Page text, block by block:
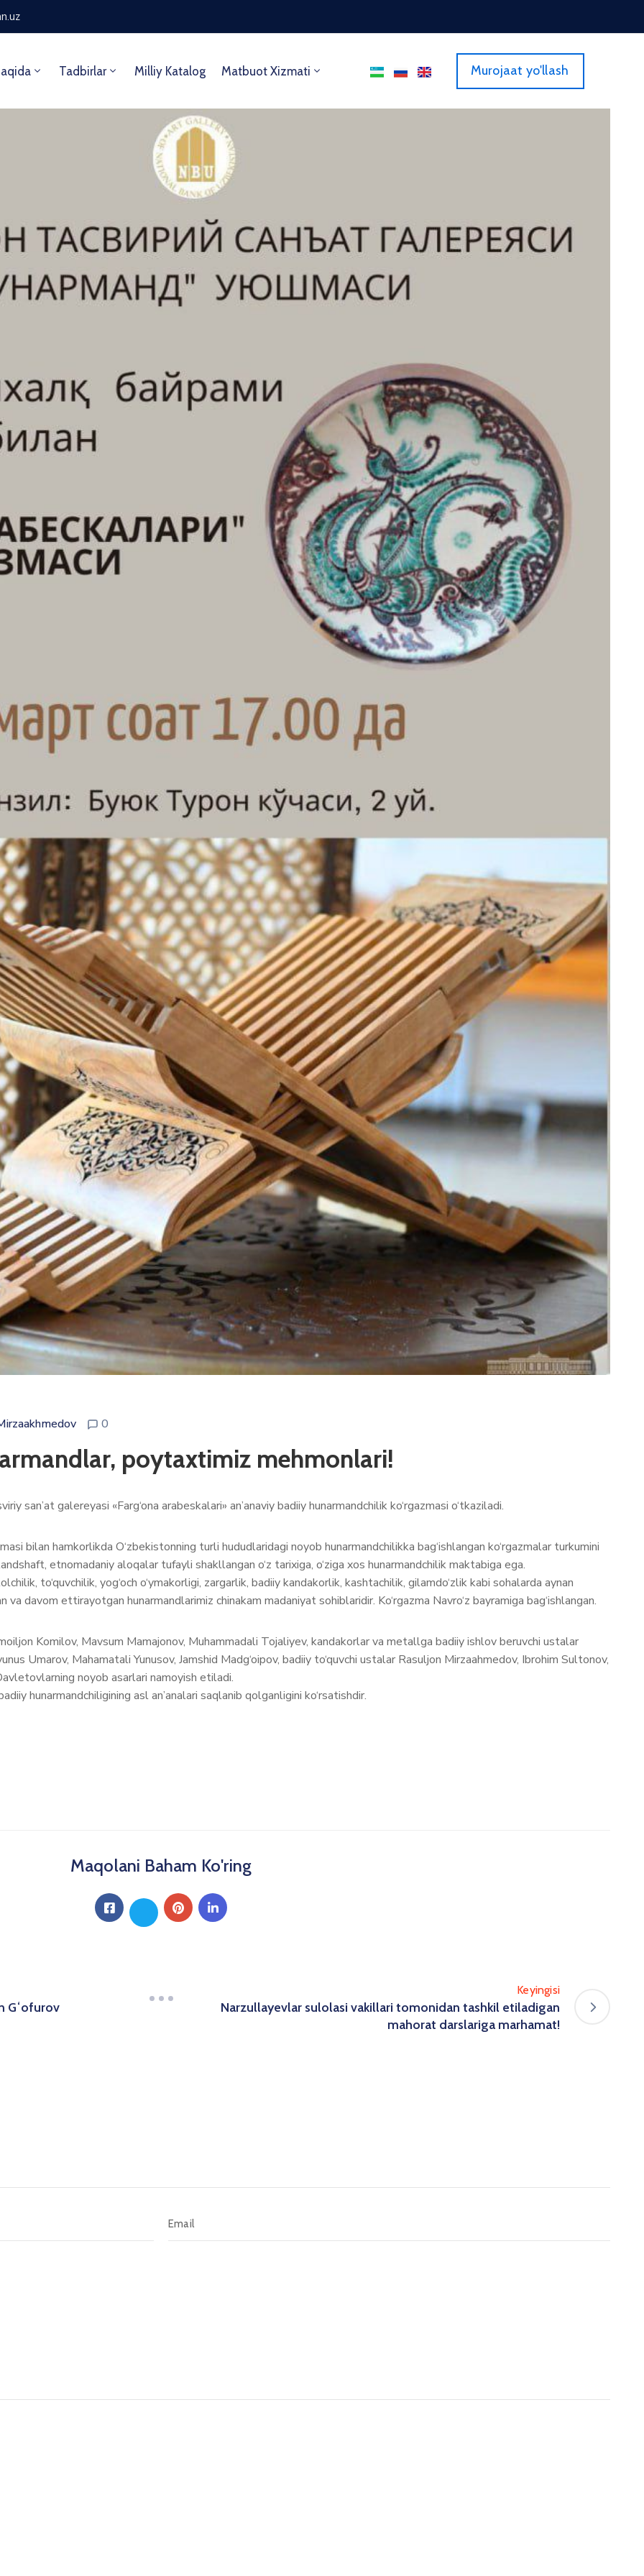
Tadbirlar Milliy Katalog Matbuot Xizmati Murojaat yo'llash
0
poytaxtimiz mehmonlari!
san’at galereyasi «Farg‘ona arabeskalari» an’anaviy badiiy hunarmandchilik ko‘rgazmasi o‘tkaziladi.
bilan hamkorlikda O‘zbekistonning turli hududlaridagi noyob hunarmandchilikka bag‘ishlangan ko‘rgazmalar turkumini
etnomadaniy aloqalar tufayli shakllangan o‘z tarixiga, o‘ziga xos hunarmandchilik maktabiga ega.
to‘quvchilik, yog‘och o‘ymakorligi, zargarlik, badiiy kandakorlik, kashtachilik, gilamdo‘zlik kabi sohalarda aynan
va davom ettirayotgan hunarmandlarimiz chinakam madaniyat sohiblaridir. Ko‘rgazma Navro‘z bayramiga bag‘ishlangan.
Komilov, Mavsum Mamajonov, Muhammadali Tojaliyev, kandakorlar va metallga badiiy ishlov beruvchi ustalar
Umarov, Mahamatali Yunusov, Jamshid Madg‘oipov, badiiy to‘quvchi ustalar Rasuljon Mirzaahmedov, Ibrohim Sultonov,
noyob asarlari namoyish etiladi.
hunarmandchiligining asl an’analari saqlanib qolganligini ko‘rsatishdir.
Maqolani Baham Ko'ring
Gʻofurov
Keyingisi
Narzullayevlar sulolasi vakillari tomonidan tashkil etiladigan
mahorat darslariga marhamat!